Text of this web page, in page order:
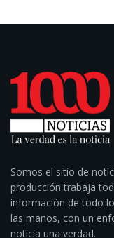
Somos el sitio de
producción trabaja
información de todo
las manos, con un
noticia una verdad.